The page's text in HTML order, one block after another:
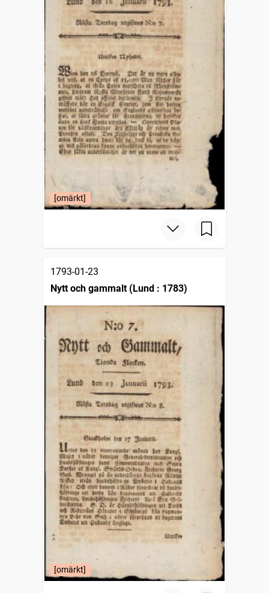
[omärkt]
1793-01-23
Nytt och gammalt (Lund : 1783)
[omärkt]